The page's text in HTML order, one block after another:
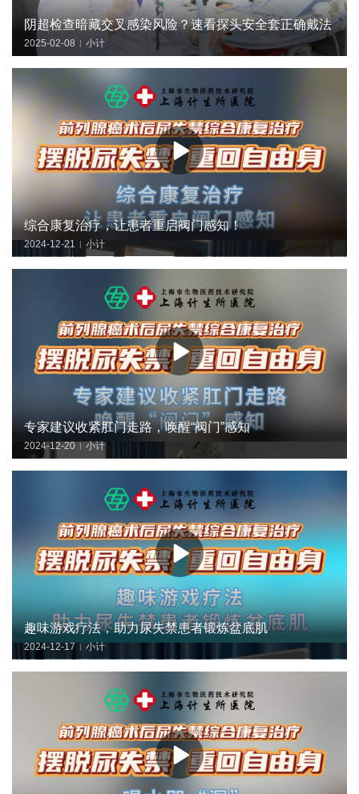
阴超检查暗藏交叉感染风险？速看探头安全套正确戴法
2025-02-08 | 小计
综合康复治疗，让患者重启阀门感知！
2024-12-21 | 小计
专家建议收紧肛门走路，唤醒“阀门”感知
2024-12-20 | 小计
趣味游戏疗法，助力尿失禁患者锻炼盆底肌
2024-12-17 | 小计